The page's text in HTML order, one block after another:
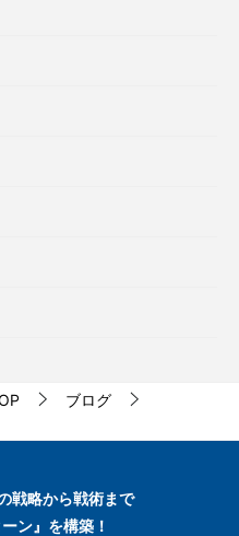
ブログ
戦略から戦術まで
ン』を構築！